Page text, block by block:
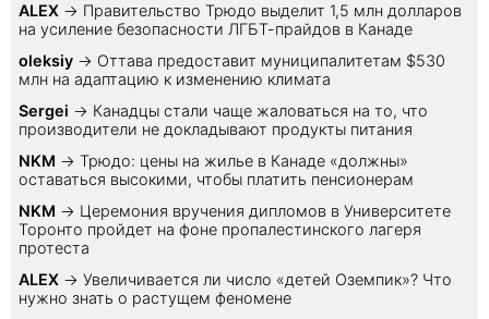
ALEX → Правительство Трюдо выделит 1,5 млн долларов
на усиление безопасности ЛГБТ-прайдов в Канаде
oleksiy → Оттава предоставит муниципалитетам $530
млн на адаптацию к изменению климата
Sеrgei → Канадцы стали чаще жаловаться на то, что
производители не докладывают продукты питания
NKM → Трюдо: цены на жилье в Канаде «должны»
оставаться высокими, чтобы платить пенсионерам
NKM → Церемония вручения дипломов в Университете
Торонто пройдет на фоне пропалестинского лагеря
протеста
ALEX → Увеличивается ли число «детей Оземпик»? Что
нужно знать о растущем феномене